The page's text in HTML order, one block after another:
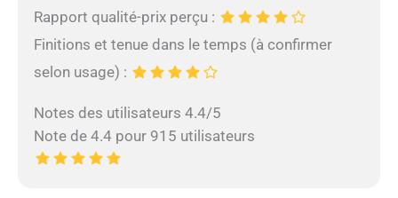
Rapport qualité-prix perçu :
Finitions et tenue dans le temps (à confirmer
selon usage) :
Notes des utilisateurs 4.4/5
Note de 4.4 pour 915 utilisateurs